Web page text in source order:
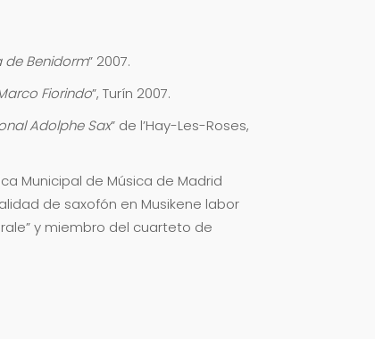
de Benidorm” 2007.
Fiorindo”, Turín 2007.
Adolphe Sax” de l’Hay-Les-Roses,
Municipal de Música de Madrid
de saxofón en Musikene labor
y miembro del cuarteto de